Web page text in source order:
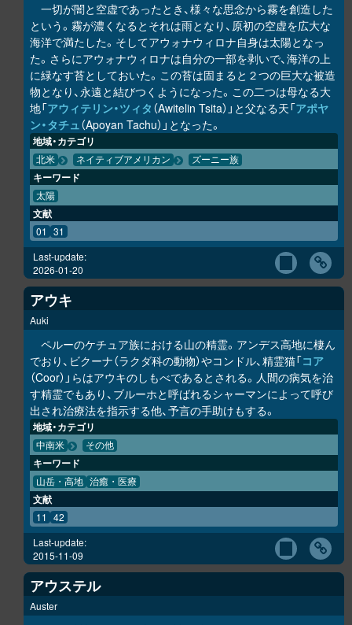
一切が闇と空虚であったとき、様々な思念から霧を創造した
という。霧が濃くなるとそれは雨となり、原初の空虚を広大な
海洋で満たした。そしてアウォナウィロナ自身は太陽となっ
た。さらにアウォナウィロナは自分の一部を剥いで、海洋の上
に緑なす苔としておいた。この苔は固まると２つの巨大な被造
物となり、永遠と結びつくようになった。この二つは母なる大
地「アウィテリン・ツィタ （Awitelin Tsita）」と父なる天「アポヤ
ン・タチュ（Apoyan Tachu）」となった。
地域・カテゴリ
北米 ネイティブアメリカン ズーニー族
キーワード
太陽
文献
01 31
Last-update:
2026-01-20
アウキ
Auki
ペルーのケチュア族における山の精霊。アンデス高地に棲ん
でおり、ビクーナ（ラクダ科の動物）やコンドル、精霊猫「コア
（Coor）」らはアウキのしもべであるとされる。人間の病気を治
す精霊でもあり、ブルーホと呼ばれるシャーマンによって呼び
出され治療法を指示する他、予言の手助けもする。
地域・カテゴリ
中南米 その他
キーワード
山岳・高地 治癒・医療
文献
11 42
Last-update:
2015-11-09
アウステル
Auster